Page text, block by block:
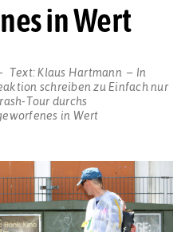
in Wert
Text:Klaus Hartmann
In
schreiben zu Einfach nur
Tour durchs
in Wert